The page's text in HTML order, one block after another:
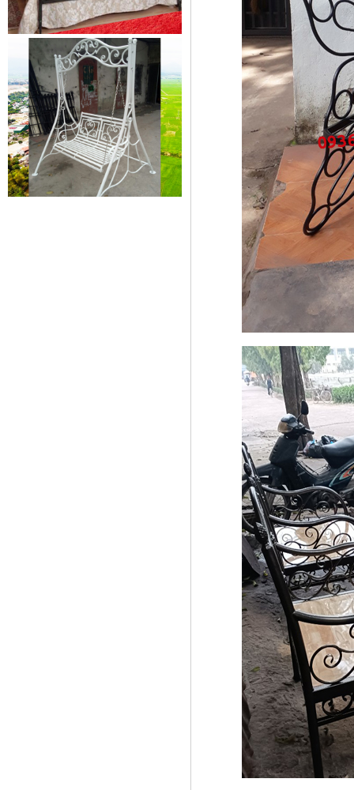
Cửa cổng sắt mỹ thuật 19
Cửa cống sắt đẹp cho mọi không
gian nhà riêng, biệt thự, nhà sân...
Cửa sắt mẫu 20
Cửa sắt đẹp cho không gian nhà
tuyệt đẹp Gia công sản xuất